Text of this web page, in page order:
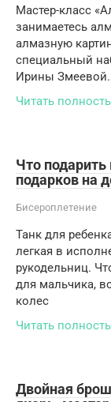
Мастер-класс
занимаетесь
алмазную
специальный
Ирины
Читать
Что
подарков на
Бисероплетение
Танк для
легкая в
рукодельниц.
для мальчика,
колес
Читать
Двойная